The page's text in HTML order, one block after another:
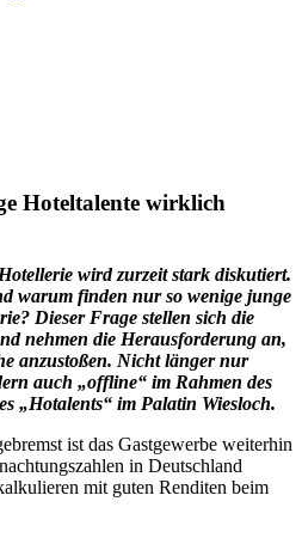
Hoteltalente wirklich
wird zurzeit stark diskutiert.
warum finden nur so wenige junge
Dieser Frage stellen sich die
nehmen die Herausforderung an,
anzustoßen. Nicht länger nur
auch „offline“ im Rahmen des
„Hotalents“ im Palatin Wiesloch.
ist das Gastgewerbe weiterhin
in Deutschland
mit guten Renditen beim